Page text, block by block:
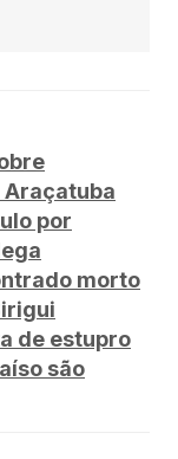
por
morto
de estupro
são